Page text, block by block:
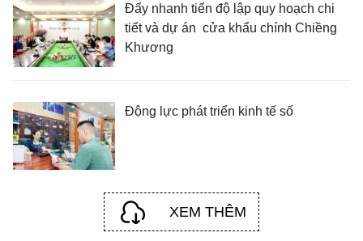
Đẩy nhanh tiến độ lập quy hoạch chi
tiết và dự án cửa khẩu chính Chiềng
Khương
Động lực phát triển kinh tế số
XEM THÊM